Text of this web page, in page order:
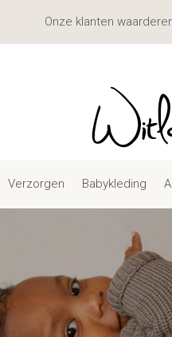
Verzorgen Babykleding
Onze klanten